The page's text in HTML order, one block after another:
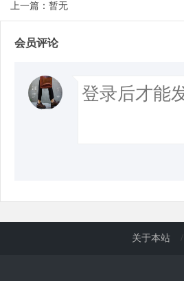
上一篇：暂无
会员评论
关于本站 /